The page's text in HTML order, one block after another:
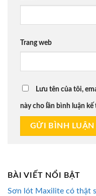
Trang web
Lưu tên của tôi,
này cho lần bình luận
BÀI VIẾT NỔI BẬT
Sơn lót Maxilite có thật